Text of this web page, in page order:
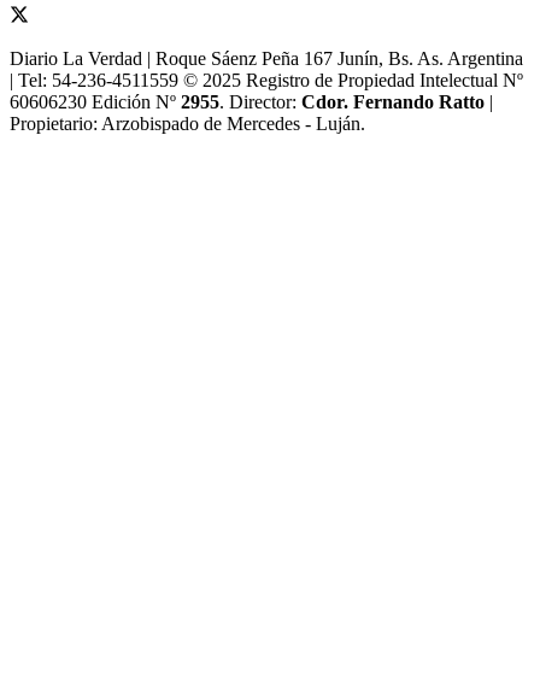
Diario La Verdad | Roque Sáenz Peña 167 Junín, Bs. As. Argentina
| Tel: 54-236-4511559 © 2025 Registro de Propiedad Intelectual Nº
60606230 Edición Nº 2955. Director:​ Cdor. Fernando Ratto |
Propietario:​ Arzobispado de Mercedes - Luján.